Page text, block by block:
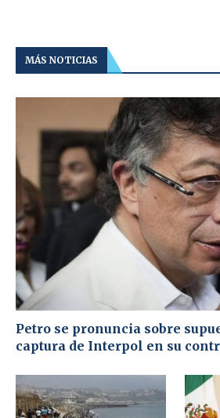
MÁS NOTICIAS
Petro se pronuncia sobre
captura de Interpol en su